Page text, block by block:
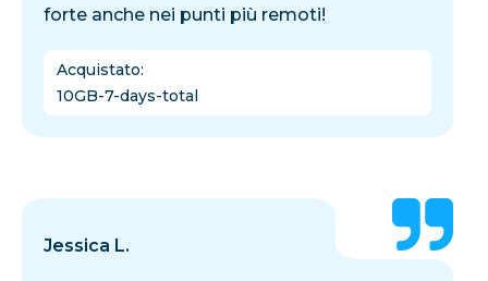
forte anche nei punti più remoti!
Acquistato:
10GB-7-days-total
Jessica L.